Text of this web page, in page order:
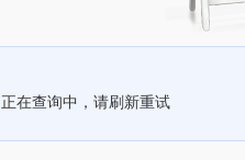
正在查询中，请刷新重试